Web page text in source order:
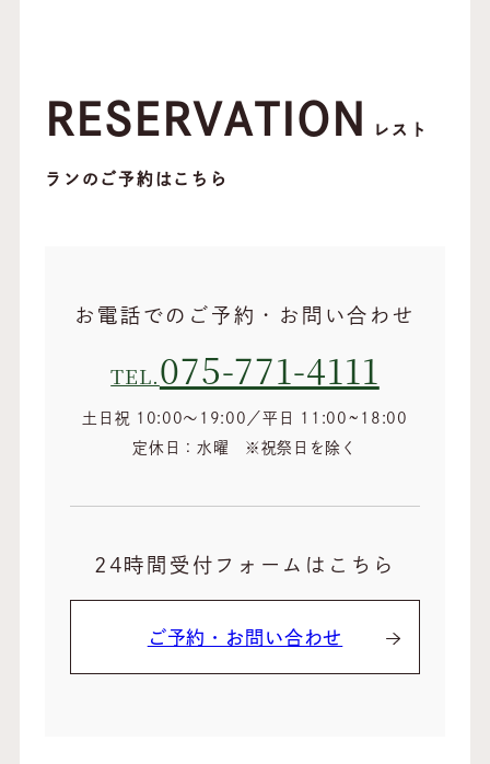
RESERVATION レスト
ランのご予約はこちら
お電話でのご予約・お問い合わせ
TEL.075-771-4111
土日祝 10:00～19:00／平日 11:00~18:00
定休日：水曜 ※祝祭日を除く
24時間受付フォームはこちら
ご予約・お問い合わせ